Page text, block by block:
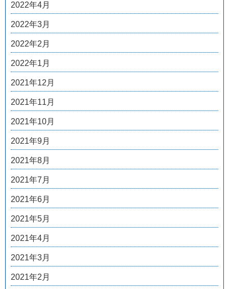
2022年4月
2022年3月
2022年2月
2022年1月
2021年12月
2021年11月
2021年10月
2021年9月
2021年8月
2021年7月
2021年6月
2021年5月
2021年4月
2021年3月
2021年2月